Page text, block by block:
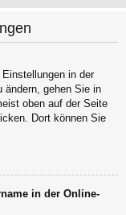
in der
ändern, gehen Sie in
oben auf der Seite
Dort können Sie
in der Online-